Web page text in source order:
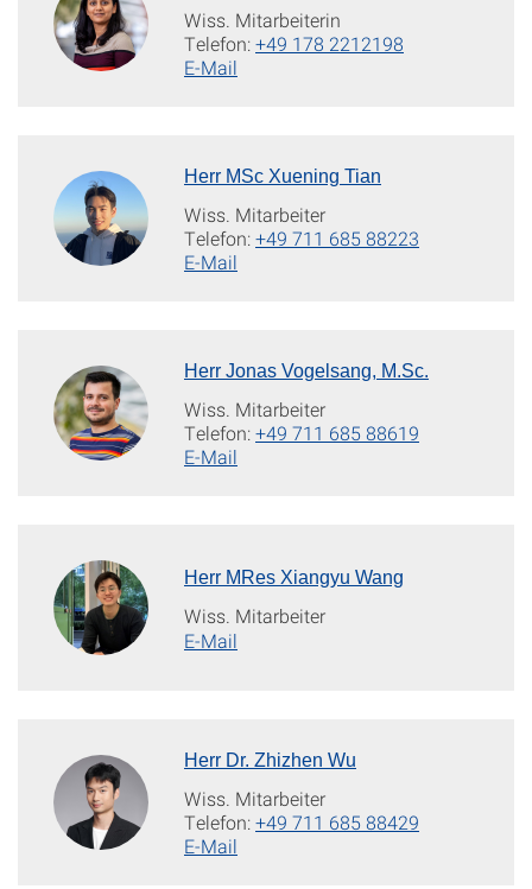
Wiss. Mitarbeiterin
Telefon:+49 178 2212198
E-Mail
Herr MSc Xuening Tian
Wiss. Mitarbeiter
Telefon:+49 711 685 88223
E-Mail
Herr Jonas Vogelsang, M.Sc.
Wiss. Mitarbeiter
Telefon:+49 711 685 88619
E-Mail
Herr MRes Xiangyu Wang
Wiss. Mitarbeiter
E-Mail
Herr Dr. Zhizhen Wu
Wiss. Mitarbeiter
Telefon:+49 711 685 88429
E-Mail